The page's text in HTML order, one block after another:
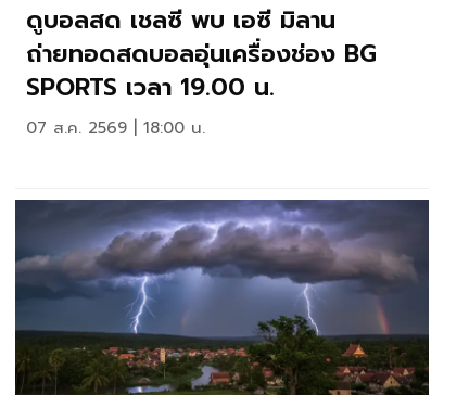
ดูบอลสด เชลซี พบ เอซี มิลาน
ถ่ายทอดสดบอลอุ่นเครื่องช่อง BG
SPORTS เวลา 19.00 น.
07 ส.ค. 2569 | 18:00 น.